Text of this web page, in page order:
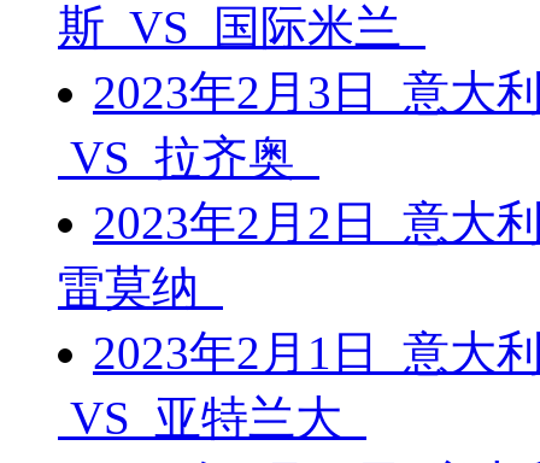
斯 VS 国际米兰
2023年2月3日 意大
VS 拉齐奥
2023年2月2日 意大
雷莫纳
2023年2月1日 意大
VS 亚特兰大